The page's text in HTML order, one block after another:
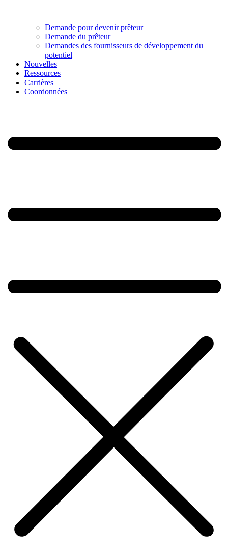
Demande pour devenir prêteur
Demande du prêteur
Demandes des fournisseurs de développement du
potentiel
Nouvelles
Ressources
Carrières
Coordonnées